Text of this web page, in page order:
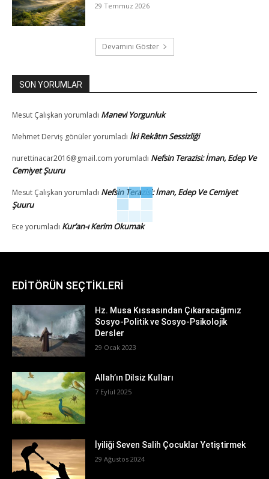
29 Temmuz 2026
Devamını Göster
SON YORUMLAR
Mesut Çalışkan yorumladı Manevi Yorgunluk
Mehmet Derviş gönüleryorumladı İki Rekâtın Sessizliği
nurettinacar2016@gmail.com yorumladı Nefsin Terazisi: İman, Edep Ve
Cemiyet Şuuru
Mesut Çalışkan yorumladı Nefsin Terazisi: İman, Edep Ve Cemiyet
Şuuru
Ece yorumladı Kur’an-ı Kerim Okumak
EDİTÖRÜN SEÇTİKLERİ
Hz. Musa Kıssasından Çıkaracağımız
Sosyo-Politik ve Sosyo-Psikolojik
Dersler
29 Ocak 2023
Allah’ın Dilsiz Kulları
7 Eylül 2025
İyiliği Seven Salih Çocuklar Yetiştirmek
29 Ağustos 2024